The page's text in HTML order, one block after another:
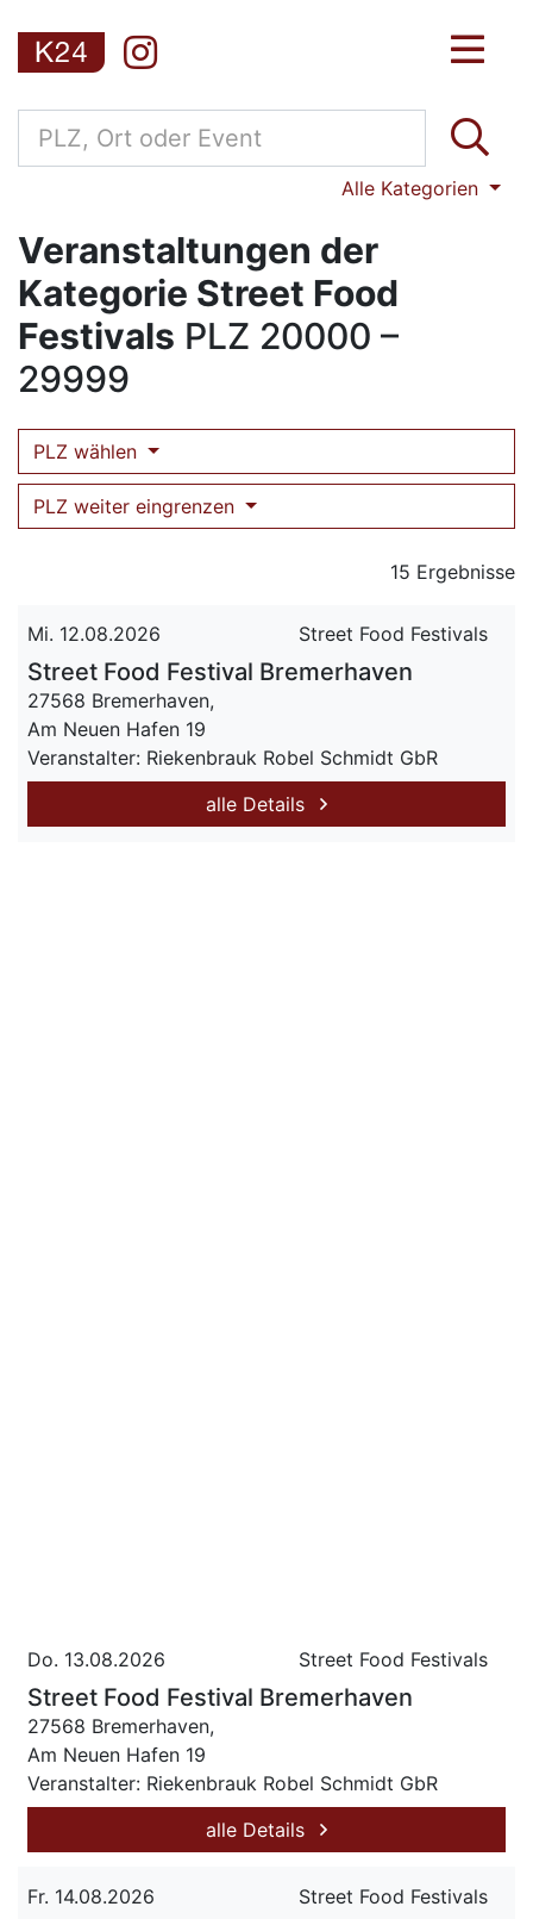
Alle Kategorien
Veranstaltungen der
Kategorie Street Food
Festivals PLZ 20000 –
29999
PLZ wählen
PLZ weiter eingrenzen
15 Ergebnisse
Mi. 12.08.2026 Street Food Festivals
Street Food Festival Bremerhaven
27568 Bremerhaven,
Am Neuen Hafen 19
Veranstalter: Riekenbrauk Robel Schmidt GbR
alle Details
Do. 13.08.2026 Street Food Festivals
Street Food Festival Bremerhaven
27568 Bremerhaven,
Am Neuen Hafen 19
Veranstalter: Riekenbrauk Robel Schmidt GbR
alle Details
Fr. 14.08.2026 Street Food Festivals